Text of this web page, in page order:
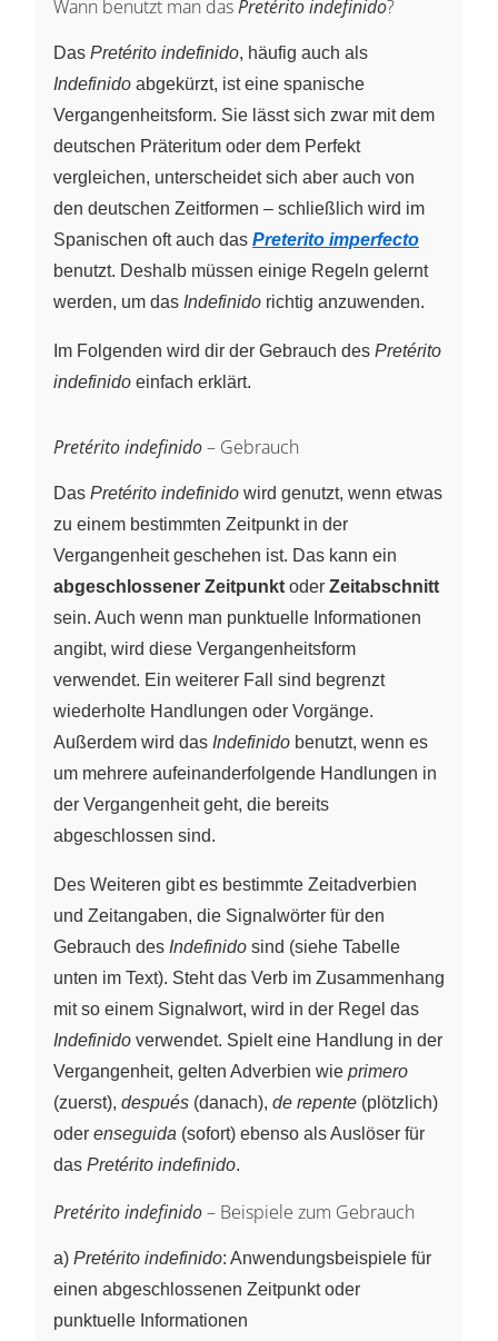
Wann benutzt man dasPretérito indefinido?
Das Pretérito indefinido, häufig auch als
Indefinido abgekürzt, ist eine spanische
Vergangenheitsform. Sie lässt sich zwar mit dem
deutschen Präteritum oder dem Perfekt
vergleichen, unterscheidet sich aber auch von
den deutschen Zeitformen – schließlich wird im
Spanischen oft auch das Preterito imperfecto
benutzt. Deshalb müssen einige Regeln gelernt
werden, um das Indefinido richtig anzuwenden.
Im Folgenden wird dir der Gebrauch des Pretérito
indefinido einfach erklärt.
Pretérito indefinido– Gebrauch
Das Pretérito indefinido wird genutzt, wenn etwas
zu einem bestimmten Zeitpunkt in der
Vergangenheit geschehen ist. Das kann ein
abgeschlossener Zeitpunkt oder Zeitabschnitt
sein. Auch wenn man punktuelle Informationen
angibt, wird diese Vergangenheitsform
verwendet. Ein weiterer Fall sind begrenzt
wiederholte Handlungen oder Vorgänge.
Außerdem wird das Indefinido benutzt, wenn es
um mehrere aufeinanderfolgende Handlungen in
der Vergangenheit geht, die bereits
abgeschlossen sind.
Des Weiteren gibt es bestimmte Zeitadverbien
und Zeitangaben, die Signalwörter für den
Gebrauch des Indefinido sind (siehe Tabelle
unten im Text). Steht das Verb im Zusammenhang
mit so einem Signalwort, wird in der Regel das
Indefinido verwendet. Spielt eine Handlung in der
Vergangenheit, gelten Adverbien wie primero
(zuerst), después (danach), de repente (plötzlich)
oder enseguida (sofort) ebenso als Auslöser für
das Pretérito indefinido.
Pretérito indefinido– Beispiele zum Gebrauch
a) Pretérito indefinido: Anwendungsbeispiele für
einen abgeschlossenen Zeitpunkt oder
punktuelle Informationen